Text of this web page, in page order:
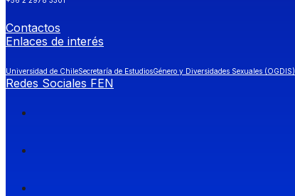
Contactos
Enlaces de interés
Universidad de ChileSecretaría de EstudiosGénero y Diversidades Sexuales (OGDIS)
Redes Sociales FEN